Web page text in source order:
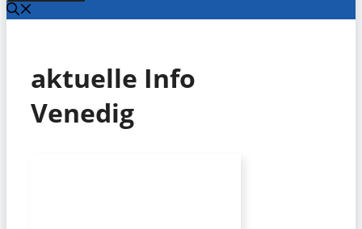
aktuelle Info
Venedig